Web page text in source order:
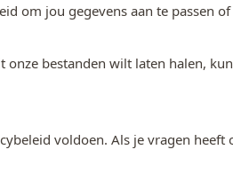
om jou gegevens aan te passen
onze bestanden wilt laten halen,
voldoen. Als je vragen